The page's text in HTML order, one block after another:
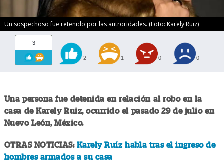
Un sospechoso fue retenido por las autroridades. (Foto: Karely Ruiz)
3
2 1 0 0
Una persona fue detenida en relación al robo en la
casa de Karely Ruiz, ocurrido el pasado 29 de julio en
Nuevo León, México.
OTRAS NOTICIAS: Karely Ruíz habla tras el ingreso de
hombres armados a su casa